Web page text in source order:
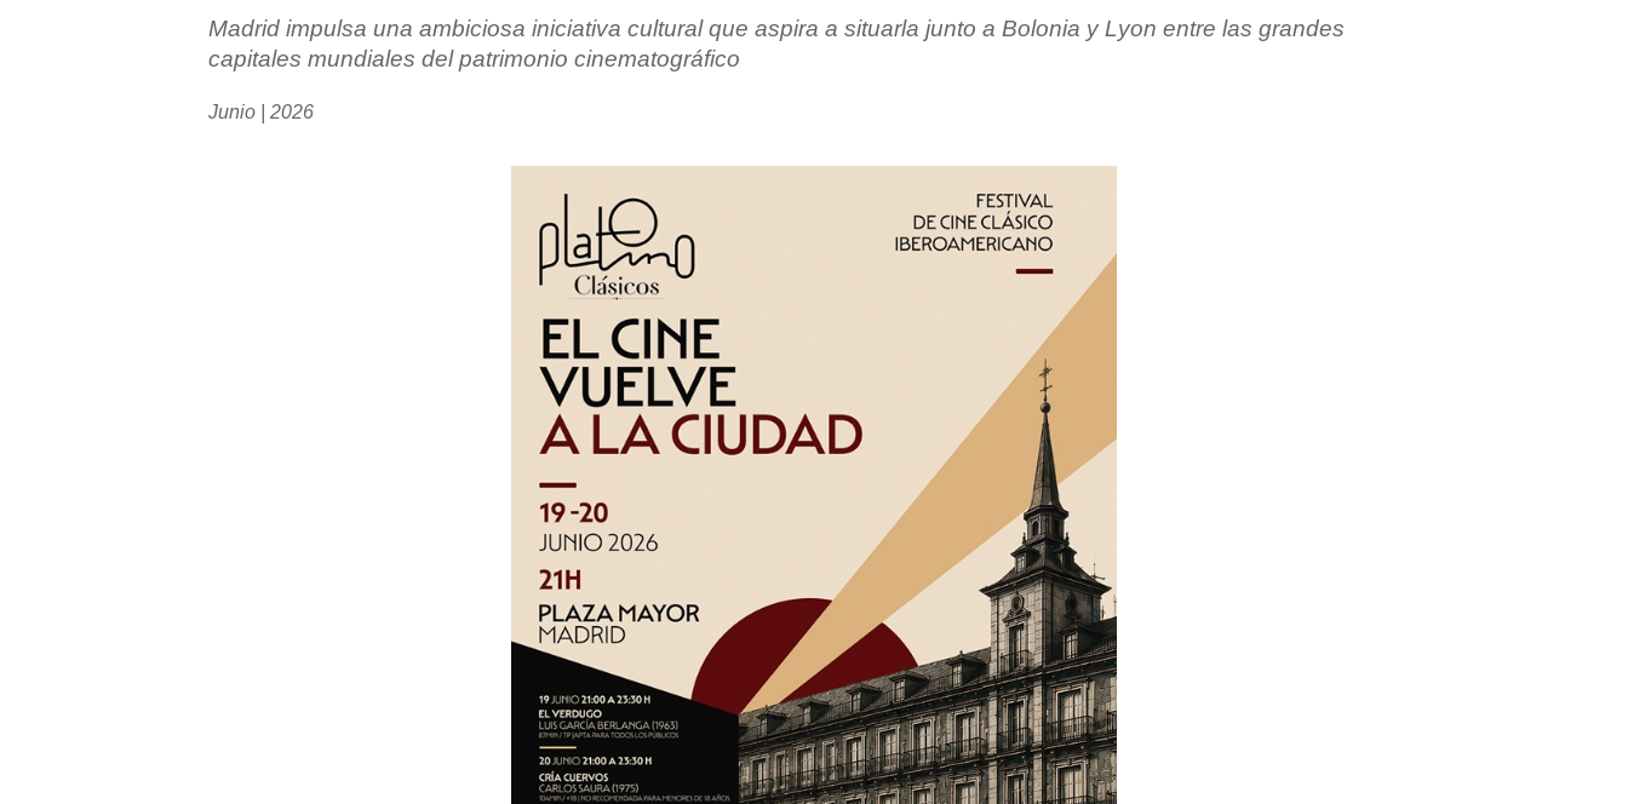
Madrid impulsa una ambiciosa iniciativa cultural que aspira a situarla junto a Bolonia y Lyon entre las grandes
capitales mundiales del patrimonio cinematográfico
Junio | 2026